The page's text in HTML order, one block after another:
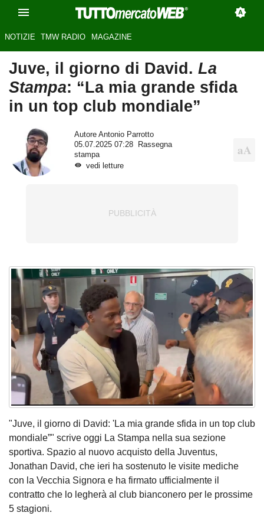
NOTIZIE TMW RADIO MAGAZINE
Juve, il giorno di David. La
Stampa: “La mia grande sfida
in un top club mondiale”
Autore Antonio Parrotto
05.07.2025 07:28
Rassegna
stampa
vedi letture
"Juve, il giorno di David: 'La mia grande sfida in un top club
mondiale”" scrive oggi La Stampa nella sua sezione
sportiva. Spazio al nuovo acquisto della Juventus,
Jonathan David, che ieri ha sostenuto le visite mediche
con la Vecchia Signora e ha firmato ufficialmente il
contratto che lo legherà al club bianconero per le prossime
5 stagioni.